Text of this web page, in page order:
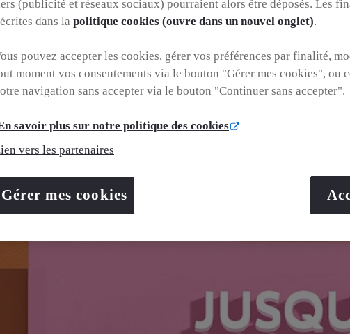
header/fr/fr?
(publicité et réseaux sociaux) pourraient alors être déposés. Les
dans la politique cookies (ouvre dans un nouvel onglet).
pouvez accepter les cookies, gérer vos préférences par finalité,
moment vos consentements via le bouton "Gérer mes cookies", ou
navigation sans accepter via le bouton "Continuer sans accepter".
savoir plus sur notre politique des cookies
vers les partenaires
Gérer mes cookies